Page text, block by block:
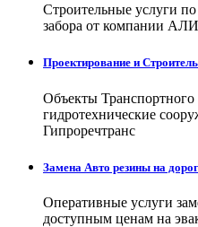
Строительные услуги
забора от компании
Проектирование и
Объекты
гидротехнические
Гипроречтранс
Замена Авто резины на
Оперативные услуги
доступным ценам на